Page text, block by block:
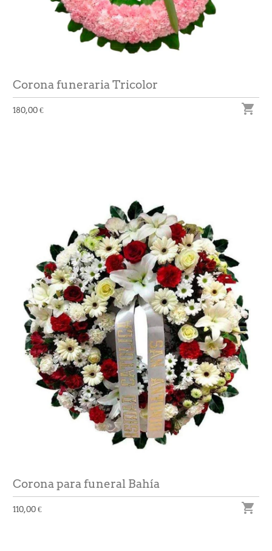
Corona funeraria Tricolor
180,00 € 
Corona para funeral Bahía
110,00 € 